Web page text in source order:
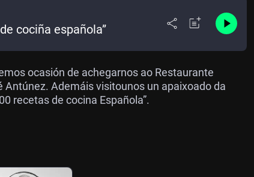
cociña española”
ocasión de achegarnos ao Restaurante
Antúnez. Ademáis visitounos un apaixoado da
recetas de cocina Española”.